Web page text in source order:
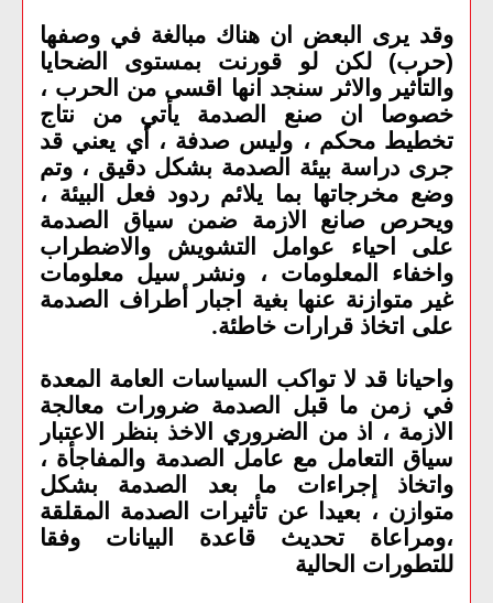
وقد يرى البعض ان هناك مبالغة في وصفها
(حرب) لكن لو قورنت بمستوى الضحايا
والتأثير والاثر سنجد انها اقسى من الحرب ،
خصوصا ان صنع الصدمة يأتي من نتاج
تخطيط محكم ، وليس صدفة ، أي يعني قد
جرى دراسة بيئة الصدمة بشكل دقيق ، وتم
وضع مخرجاتها بما يلائم ردود فعل البيئة ،
ويحرص صانع الازمة ضمن سياق الصدمة
على احياء عوامل التشويش والاضطراب
واخفاء المعلومات ، ونشر سيل معلومات
غير متوازنة عنها بغية اجبار أطراف الصدمة
على اتخاذ قرارات خاطئة.
واحيانا قد لا تواكب السياسات العامة المعدة
في زمن ما قبل الصدمة ضرورات معالجة
الازمة ، اذ من الضروري الاخذ بنظر الاعتبار
سياق التعامل مع عامل الصدمة والمفاجأة ،
واتخاذ إجراءات ما بعد الصدمة بشكل
متوازن ، بعيدا عن تأثيرات الصدمة المقلقة
،ومراعاة تحديث قاعدة البيانات وفقا
للتطورات الحالية